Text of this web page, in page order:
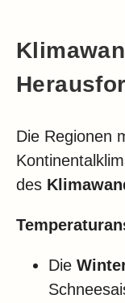
Die Regionen
des
Die